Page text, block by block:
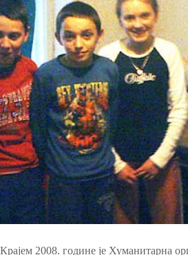
Крајем 2008. године је Хуманитарна